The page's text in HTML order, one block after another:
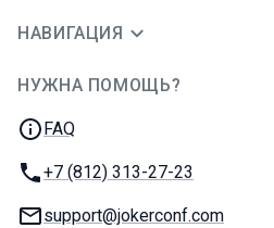
НАВИГАЦИЯ
НУЖНА ПОМОЩЬ?
FAQ
Телефон:
+7 (812) 313-27-23
E-mail:
support@jokerconf.com